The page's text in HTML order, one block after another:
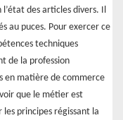
des articles divers. Il
au puces. Pour exercer ce
techniques
de la profession
en matière de commerce
que le métier est
principes régissant la